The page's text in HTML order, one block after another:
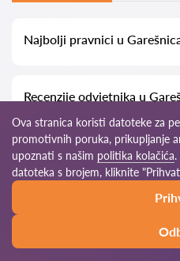
Najbolji pravnici u
informacijama. Cijene, recenzije,
Recenzije odvjetnika u
Na našoj platformi prikupljamo
odvjetnicima. Ne brišemo
mogućnost njihovog lažnog
Koliko košta konzultacija s
Garešnica?
Konzultacije s odvjetnicima u
Može li se dobiti besplatna
Ova stranica koristi datoteke za
promotivnih poruka, prikupljanje
upoznati s našim politika kolačića
datoteka s brojem, kliknite